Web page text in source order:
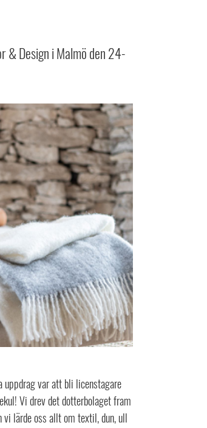
& Design i Malmö den 24-
var att bli licenstagare
Vi drev det dotterbolaget fram
lärde oss allt om textil, dun, ull